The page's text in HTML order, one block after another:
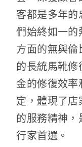
客都是多年的
們始終如一的
方面的無與倫
的長統馬靴修
金的修復效率
定，體現了店
的服務精神，
行家首選。